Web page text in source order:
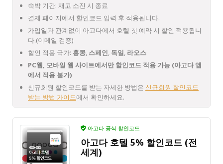
숙박 기간: 재고 소진 시 종료
결제 페이지에서 할인코드 입력 후 적용됩니다.
가입일과 관계없이 아고다에서 호텔 첫 예약 시 할인 적용됩니
다.(이메일 검증)
할인 적용 국가: 홍콩 스페인 독일 라오스
PC웹, 모바일 웹 사이트에서만 할인코드 적용 가능 (아고다 앱
에서 적용 불가)
신규회원 할인코드를 받는 자세한 방법은 신규회원 할인코드
받는 방법 가이드에서 확인하세요.
아고다 공식 할인코드
아고다 호텔 5% 할인코드 (전
세계)